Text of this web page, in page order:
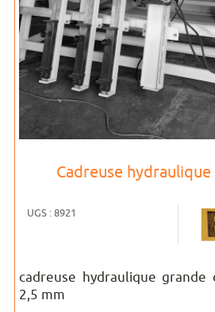
Cadreuse hydraulique
UGS : 8921
cadreuse hydraulique grande
2,5 mm